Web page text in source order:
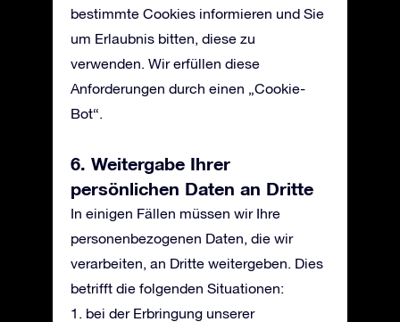
bestimmte Cookies informieren und Sie
um Erlaubnis bitten, diese zu
verwenden. Wir erfüllen diese
Anforderungen durch einen „Cookie-
Bot“.
6. Weitergabe Ihrer
persönlichen Daten an Dritte
In einigen Fällen müssen wir Ihre
personenbezogenen Daten, die wir
verarbeiten, an Dritte weitergeben. Dies
betrifft die folgenden Situationen:
1. bei der Erbringung unserer